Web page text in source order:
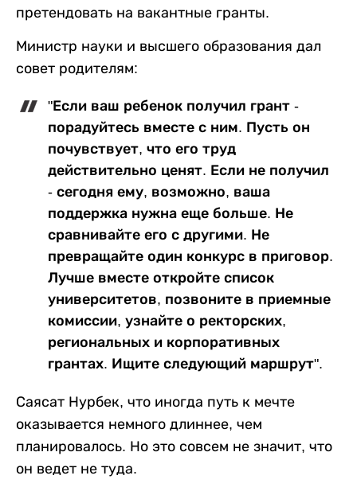
претендовать на вакантные гранты.
Министр науки и высшего образования дал
совет родителям:
"Если ваш ребенок получил грант -
порадуйтесь вместе с ним. Пусть он
почувствует, что его труд
действительно ценят. Если не получил
- сегодня ему, возможно, ваша
поддержка нужна еще больше. Не
сравнивайте его с другими. Не
превращайте один конкурс в приговор.
Лучше вместе откройте список
университетов, позвоните в приемные
комиссии, узнайте о ректорских,
региональных и корпоративных
грантах. Ищите следующий маршрут".
Саясат Нурбек, что иногда путь к мечте
оказывается немного длиннее, чем
планировалось. Но это совсем не значит, что
он ведет не туда.